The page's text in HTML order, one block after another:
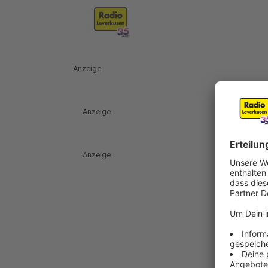
Anzeige
Anzeige
Anzeige